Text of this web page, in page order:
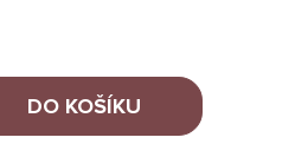
DO KOŠÍKU